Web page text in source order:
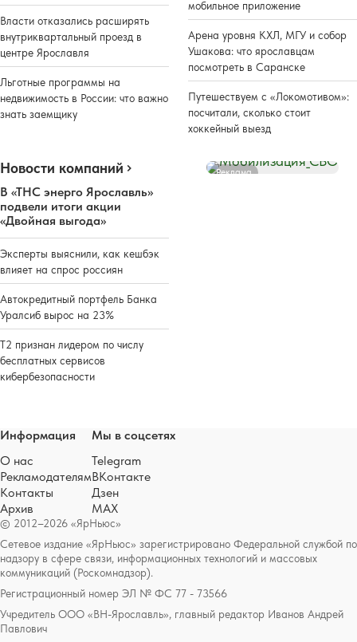
Власти отказались расширять
внутриквартальный проезд в
центре Ярославля
Льготные программы на
недвижимость в России: что важно
знать заемщику
мобильное приложение
Арена уровня КХЛ, МГУ и собор
Ушакова: что ярославцам
посмотреть в Саранске
Путешествуем с «Локомотивом»:
посчитали, сколько стоит
хоккейный выезд
Новости компаний
В «ТНС энерго Ярославль»
подвели итоги акции
«Двойная выгода»
Эксперты выяснили, как кешбэк
влияет на спрос россиян
Автокредитный портфель Банка
Уралсиб вырос на 23%
Т2 признан лидером по числу
бесплатных сервисов
кибербезопасности
Реклама
© 2012–2026 «ЯрНьюс»
Сетевое издание «ЯрНьюс» зарегистрировано Федеральной службой по
надзору в сфере связи, информационных технологий и массовых
коммуникаций (Роскомнадзор).
Регистрационный номер ЭЛ № ФС 77 - 73566
Учредитель ООО «ВН-Ярославль», главный редактор Иванов Андрей
Павлович
Информация
О нас
Рекламодателям
Контакты
Архив
Мы в соцсетях
Telegram
ВКонтакте
Дзен
MAX